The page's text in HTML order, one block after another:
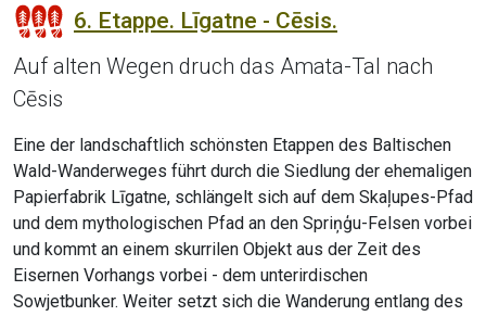
6. Etappe. Līgatne - Cēsis.
Auf alten Wegen druch das Amata-Tal nach
Cēsis
Eine der landschaftlich schönsten Etappen des Baltischen
Wald-Wanderweges führt durch die Siedlung der ehemaligen
Papierfabrik Līgatne, schlängelt sich auf dem Skaļupes-Pfad
und dem mythologischen Pfad an den Spriņģu-Felsen vorbei
und kommt an einem skurrilen Objekt aus der Zeit des
Eisernen Vorhangs vorbei - dem unterirdischen
Sowjetbunker. Weiter setzt sich die Wanderung entlang des